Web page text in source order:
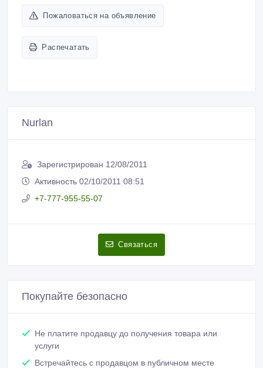
Пожаловаться на объявление
Распечатать
Nurlan
Зарегистрирован 12/08/2011
Активность 02/10/2011 08:51
+7-777-955-55-07
Связаться
Покупайте безопасно
Не платите продавцу до получения товара или
услуги
Встречайтесь с продавцом в публичном месте